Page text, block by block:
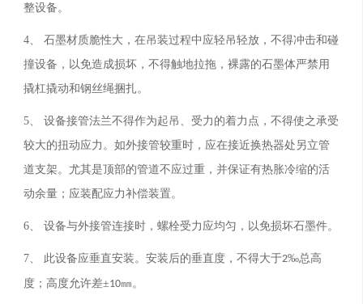
整设备。
4、 石墨材质脆性大，在吊装过程中应轻吊轻放，不得冲击和碰
撞设备，以免造成损坏，不得触地拉拖，裸露的石墨体严禁用
撬杠撬动和钢丝绳捆扎。
5、 设备接管法兰不得作为起吊、受力的着力点，不得使之承受
较大的扭动应力。如外接管较重时，应在接近换热器处另立管
道支架。尤其是顶部的管道不应过重，并保证有热胀冷缩的活
动余量；应装配应力补偿装置。
6、 设备与外接管连接时，螺栓受力应均匀，以免损坏石墨件。
7、 此设备应垂直安装。安装后的垂直度，不得大于2‰总高
度；高度允许差±10㎜。